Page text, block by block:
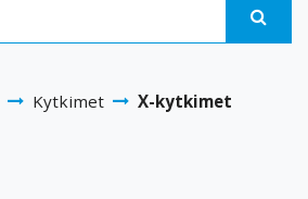
Kytkimet X-kytkimet